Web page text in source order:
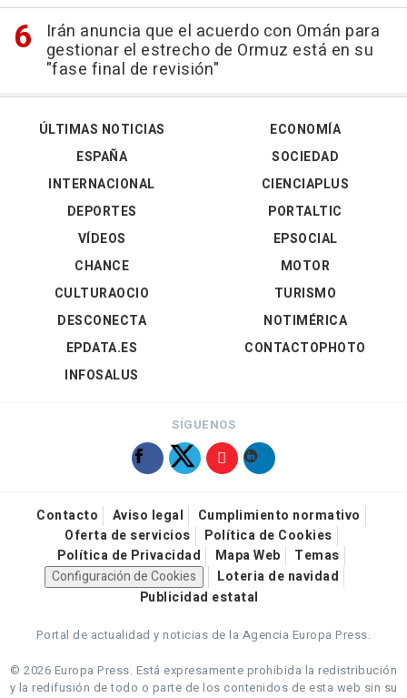
Irán anuncia que el acuerdo con Omán para
gestionar el estrecho de Ormuz está en su
"fase final de revisión"
ÚLTIMAS NOTICIAS
ESPAÑA
INTERNACIONAL
DEPORTES
VÍDEOS
ECONOMÍA
SOCIEDAD
CIENCIAPLUS
PORTALTIC
EPSOCIAL
CHANCE
CULTURAOCIO
DESCONECTA
EPDATA.ES
INFOSALUS
MOTOR
TURISMO
NOTIMÉRICA
CONTACTOPHOTO
SÍGUENOS
Contacto Aviso legal
Cumplimiento normativo
Oferta de servicios
Política de Cookies
Política de Privacidad
Mapa Web
Temas
Configuración de Cookies
Loteria de navidad
Publicidad estatal
Portal de actualidad y noticias de la Agencia Europa Press.
© 2026 Europa Press. Está expresamente prohibida la redistribución
y la redifusión de todo o parte de los contenidos de esta web sin su